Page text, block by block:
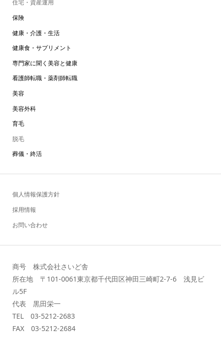
住宅・資産運用
保険
健康・介護・生活
健康食・サプリメント
専門家に聞く美容と健康
看護師転職・薬剤師転職
美容
美容外科
育毛
脱毛
葬儀・終活
個人情報保護方針
採用情報
お問い合わせ
商号 株式会社さいど舎
所在地 〒101-0061東京都千代田区神田三崎町2-7-6 浅見ビ
ル5F
代表 黒田栄一
TEL 03-5212-2683
FAX 03-5212-2684